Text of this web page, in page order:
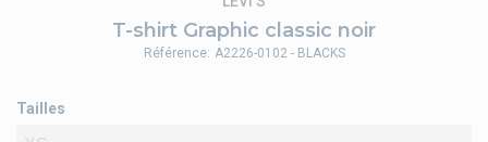
T-shirt Graphic classic noir
Tailles
Référence: A2226-0102 - BLACKS